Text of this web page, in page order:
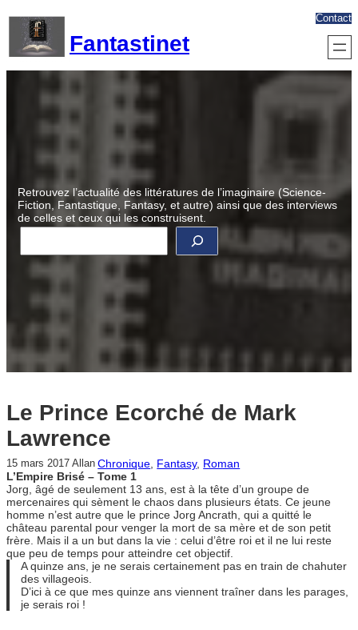
contenu
Fantastinet
Contact
Retrouvez l’actualité des littératures de l’imaginaire (Science-
Fiction, Fantastique, Fantasy, et autre) ainsi que des interviews
de celles et ceux qui les construisent.
R
c
Le Prince Ecorché de Mark
Lawrence
15 mars 2017 Allan Chronique, Fantasy, Roman
L’Empire Brisé – Tome 1
Jorg, âgé de seulement 13 ans, est à la tête d’un groupe de
mercenaires qui sèment le chaos dans plusieurs états. Ce jeune
homme n’est autre que le prince Jorg Ancrath, qui a quitté le
château parental pour venger la mort de sa mère et de son petit
frère. Mais il a un but dans la vie : celui d’être roi et il ne lui reste
que peu de temps pour atteindre cet objectif.
A quinze ans, je ne serais certainement pas en train de chahuter
des villageois.
D’ici à ce que mes quinze ans viennent traîner dans les parages,
je serais roi !